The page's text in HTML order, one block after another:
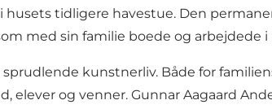
tidligere havestue. Den
sin familie boede og arbejdede i
kunstnerliv. Både for
og venner. Gunnar Aagaard